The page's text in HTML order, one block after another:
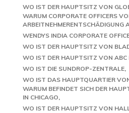
WO IST DER HAUPTSITZ VON
WARUM CORPORATE OFFICERS
ARBEITNEHMERENTSCHÄDIGUNG
WENDYS INDIA CORPORATE
WO IST DER HAUPTSITZ VON
WO IST DER HAUPTSITZ VON ABC
WO IST DIE SUNDROP-ZENTRALE
WO IST DAS HAUPTQUARTIER
WARUM BEFINDET SICH DER
IN CHICAGO
WO IST DER HAUPTSITZ VON